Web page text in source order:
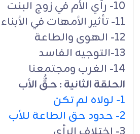
10- رأي الأم في زوج البنت
11- تأثير الأمهات في الأبناء
12- الهوى والطاعة
13-التوجيه الفاسد
14- الغرب ومجتمعنا
الحلقة الثانية : حـقُّ الأب
1- لولاه لم تكن
2- حدود حق الطاعة للأب